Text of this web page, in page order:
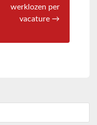
werklozen per
vacature →